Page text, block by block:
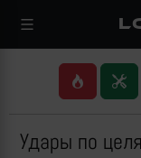
Удары по